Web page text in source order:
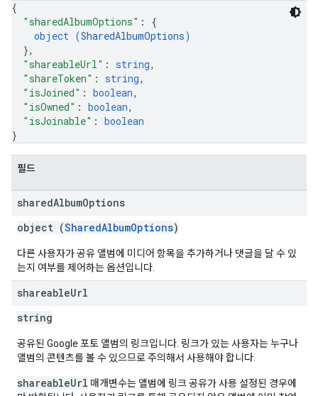
{
"sharedAlbumOptions" : {
object (SharedAlbumOptions)
},
"shareableUrl" : string,
"shareToken" : string,
"isJoined" : boolean,
"isOwned" : boolean,
"isJoinable" : boolean
}
필드
sharedAlbumOptions
object (SharedAlbumOptions)
다른 사용자가 공유 앨범에 미디어 항목을 추가하거나 댓글을 달 수 있
는지 여부를 제어하는 옵션입니다.
shareableUrl
string
공유된 Google 포토 앨범의 링크입니다. 링크가 있는 사용자는 누구나
앨범의 콘텐츠를 볼 수 있으므로 주의해서 사용해야 합니다.
shareableUrl 매개변수는 앨범에 링크 공유가 사용 설정된 경우에